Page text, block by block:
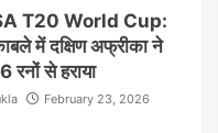
T20 World Cup:
में दक्षिण अफ्रीका ने
रनों से हराया
February 23, 2026